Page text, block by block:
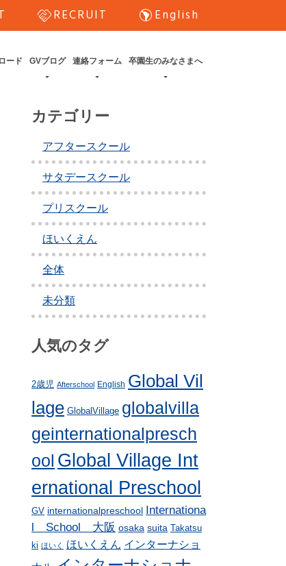
handshakeRECRUIT south_americaEnglish
ード GVブログ 連絡フォーム 卒園生のみなさまへ
カテゴリー
アフタースクール
サタデースクール
プリスクール
ほいくえん
全体
未分類
人気のタグ
2歳児 Afterschool English Global Vil
lage GlobalVillage globalvilla
geinternationalpresch
ool Global Village Int
ernational Preschool
GV internationalpreschool Internationa
l School 大阪 osaka suita Takatsu
ki ほいく ほいくえん インターナショ